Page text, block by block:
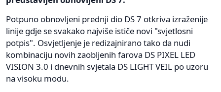
Potpuno obnovljeni prednji dio DS 7 otkriva izraženije
linije gdje se svakako najviše ističe novi "svjetlosni
potpis". Osvjetljenje je redizajnirano tako da nudi
kombinaciju novih zaobljenih farova DS PIXEL LED
VISION 3.0 i dnevnih svjetala DS LIGHT VEIL po uzoru
na visoku modu.